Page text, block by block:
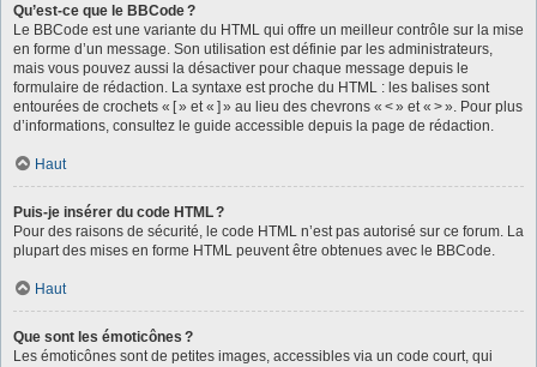
Qu’est-ce que le BBCode ?
Le BBCode est une variante du HTML qui offre un meilleur contrôle sur la mise
en forme d’un message. Son utilisation est définie par les administrateurs,
mais vous pouvez aussi la désactiver pour chaque message depuis le
formulaire de rédaction. La syntaxe est proche du HTML : les balises sont
entourées de crochets « [ » et « ] » au lieu des chevrons « < » et « > ». Pour plus
d’informations, consultez le guide accessible depuis la page de rédaction.
Haut
Puis-je insérer du code HTML ?
Pour des raisons de sécurité, le code HTML n’est pas autorisé sur ce forum. La
plupart des mises en forme HTML peuvent être obtenues avec le BBCode.
Haut
Que sont les émoticônes ?
Les émoticônes sont de petites images, accessibles via un code court, qui